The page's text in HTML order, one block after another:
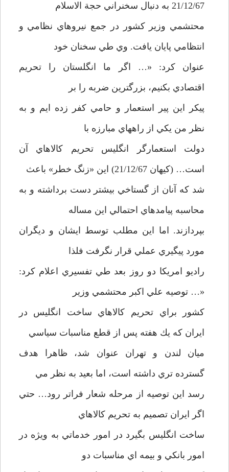
21/12/67 به دنبال سخنراني حجة الاسلام
محتشمي وزير كشور در جمع نيروهاي نظامي و
انتظامي پايان يافت. وي طي سخنان خود
عنوان كرد: «… اگر ما انگلستان را تحريم
اقتصادي بكنيم، بزرگترين ضربه را بر
پيكر اين پير استعمار و حامي كفر زده ايم و به
نظر من يكي از راههاي مبارزه با
دولت استعمارگر انگليس تحريم كالاهاي آن
است… (كيهان 21/12/67) اين «زنگ خطر» باعث
شد كه آنان از گستاخي بيشتر دست برداشته و به
محاسبه پيامدهاي احتمالي اين مساله
بپردازند. اما اين مطلب توسط ايشان و ديگران
مورد پيگيري عملي قرار نگرفت فلذا
راديو امريكا دو روز بعد طي تفسيري اعلام كرد:
«… توصيه علي اكبر محتشمي وزير
كشور براي تحريم كالاهاي ساخت انگليس در
ايران كه يك هفته پس از قطع مناسبات سياسي
ميان لندن و تهران عنوان شد، ظاهرا هدف
گسترده تري داشته است، اما بعيد به نظر مي
رسد اين توصيه از مرحله شعار فراتر رود… حتي
اگر ايران تصميم به تحريم كالاهاي
ساخت انگليس بگيرد در امور خدماتي به ويژه در
امور بانكي و بيمه اي مناسبات دو